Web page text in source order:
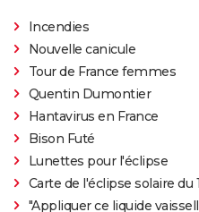
Incendies
Nouvelle canicule
Tour de France femmes
Quentin Dumontier
Hantavirus en France
Bison Futé
Lunettes pour l'éclipse
Carte de l'éclipse solaire du
"Appliquer ce liquide